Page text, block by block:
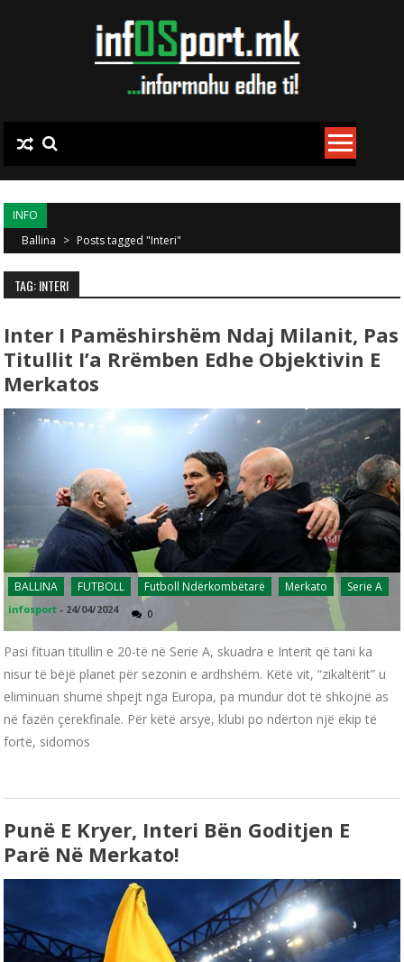
INFO
Ballina > Posts tagged "Interi"
TAG: INTERI
Inter I Pamëshirshëm Ndaj Milanit, Pas
Titullit I’a Rrëmben Edhe Objektivin E
Merkatos
BALLINA FUTBOLL Futboll Ndërkombëtarë Merkato Serie A
infosport - 24/04/2024 0
Pasi fituan titullin e 20-të në Serie A, skuadra e Interit që tani ka
nisur të bëjë planet për sezonin e ardhshëm. Këtë vit, “zikaltërit” u
eliminuan shumë shpejt nga Europa, pa mundur dot të shkojnë as
në fazën çerekfinale. Për këtë arsye, klubi po ndërton një ekip të
fortë, sidomos
Punë E Kryer, Interi Bën Goditjen E
Parë Në Merkato!